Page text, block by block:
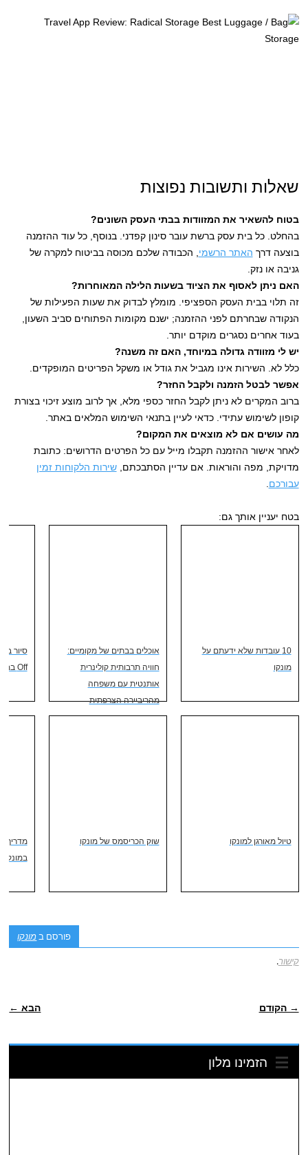
שאלות ותשובות נפוצות
בטוח להשאיר את המזוודות בבתי העסק השונים?
בהחלט. כל בית עסק ברשת עובר סינון קפדני. בנוסף, כל עוד ההזמנה
בוצעה דרך האתר הרשמי , הכבודה שלכם מכוסה בביטוח למקרה של
גניבה או נזק.
האם ניתן לאסוף את הציוד בשעות הלילה המאוחרות?
זה תלוי בבית העסק הספציפי. מומלץ לבדוק את שעות הפעילות של
הנקודה שבחרתם לפני ההזמנה; ישנם מקומות הפתוחים סביב השעון,
בעוד אחרים נסגרים מוקדם יותר.
יש לי מזוודה גדולה במיוחד, האם זה משנה?
כלל לא. השירות אינו מגביל את גודל או משקל הפריטים המופקדים.
אפשר לבטל הזמנה ולקבל החזר?
ברוב המקרים לא ניתן לקבל החזר כספי מלא, אך לרוב מוצע זיכוי בצורת
קופון לשימוש עתידי. כדאי לעיין בתנאי השימוש המלאים באתר.
מה עושים אם לא מוצאים את המקום?
לאחר אישור ההזמנה תקבלו מייל עם כל הפרטים הדרושים: כתובת
מדויקת, מפה והוראות. אם עדיין הסתבכתם,שירות הלקוחות זמין
עבורכם
בטח יעניין אותך גם:
10 עובדות שלא ידעתם על
מונקו
אוכלים בבתים של מקומיים:
חוויה תרבותית קולינרית
אותנטית עם משפחה
מהריביירה הצרפתית
Off במונקו
טיול מאורגן למונקו שוק הכריסמס של מונקו
מדריך
במונקו
פורסם במונקו
קישור.
→ הקודם הבא ←
הזמינו מלון